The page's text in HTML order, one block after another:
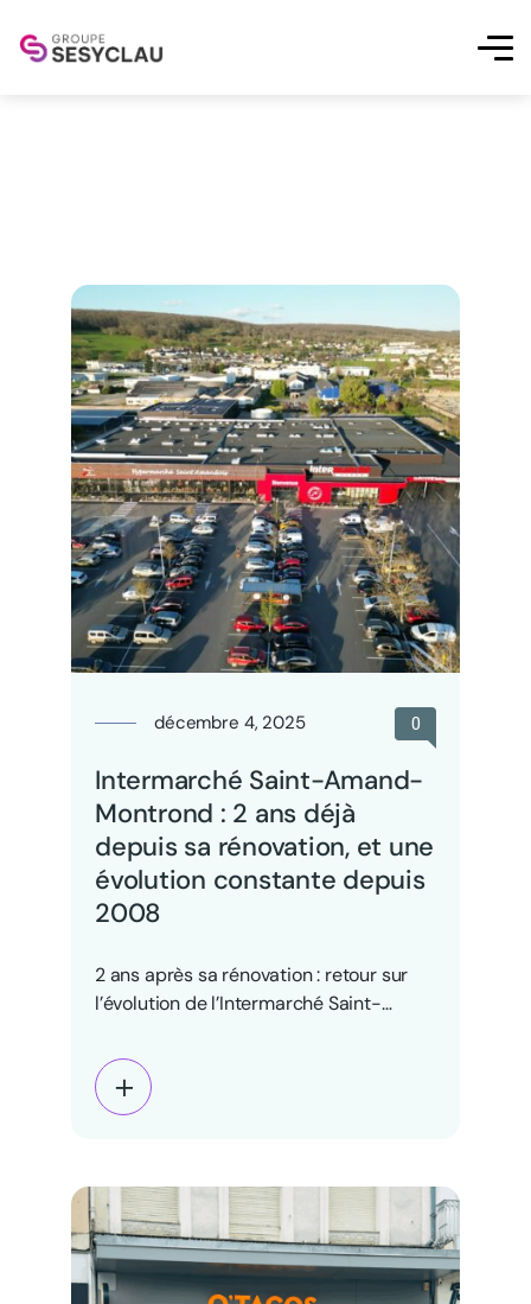
décembre 4, 2025 0
Intermarché Saint-Amand-
Montrond : 2 ans déjà
depuis sa rénovation, et une
évolution constante depuis
2008
2 ans après sa rénovation : retour sur
l’évolution de l’Intermarché Saint-
marque un…